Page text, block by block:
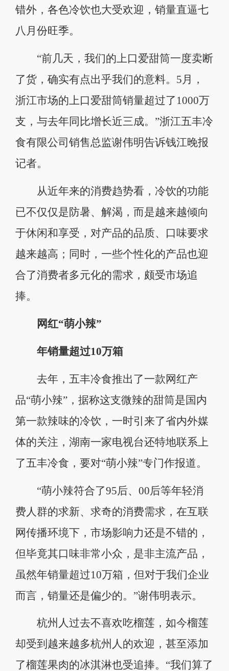
错外，各色冷饮也大受欢迎，销量直逼七
八月份旺季。
“前几天，我们的上口爱甜筒一度卖断
了货，确实有点出乎我们的意料。5月，
浙江市场的上口爱甜筒销量超过了1000万
支，与去年同比增长近三成。”浙江五丰冷
食有限公司销售总监谢伟明告诉钱江晚报
记者。
从近年来的消费趋势看，冷饮的功能
已不仅仅是防暑、解渴，而是越来越倾向
于休闲和享受，对产品的品质、口味要求
越来越高；同时，一些个性化的产品也迎
合了消费者多元化的需求，颇受市场追
捧。
网红“萌小辣”
年销量超过10万箱
去年，五丰冷食推出了一款网红产
品“萌小辣”，据称这支微辣的甜筒是国内
第一款辣味的冷饮，一时引来了省内外媒
体的关注，湖南一家电视台还特地联系上
了五丰冷食，要对“萌小辣”专门作报道。
“萌小辣符合了95后、00后等年轻消
费人群的求新、求奇的消费需求，在互联
网传播环境下，市场影响力还是不错的，
但毕竟其口味非常小众，是非主流产品，
虽然年销量超过10万箱，但对于我们企业
而言，销量还是偏少的。”谢伟明表示。
杭州人过去不喜欢吃榴莲，如今榴莲
却受到越来越多杭州人的欢迎，甚至添加
了榴莲果肉的冰淇淋也受追捧。“我们算了